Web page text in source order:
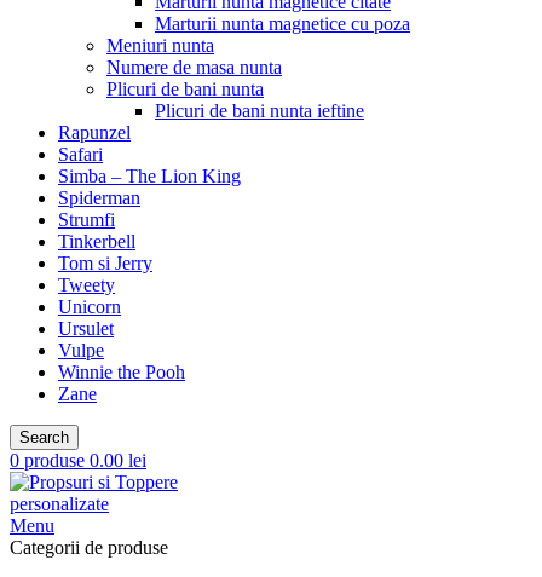
Marturii nunta magnetice cu poza
Meniuri nunta
Numere de masa nunta
Plicuri de bani nunta
Plicuri de bani nunta ieftine
Rapunzel
Safari
Simba – The Lion King
Spiderman
Strumfi
Tinkerbell
Tom si Jerry
Tweety
Unicorn
Ursulet
Vulpe
Winnie the Pooh
Zane
Search
0 produse 0.00 lei
Menu
Categorii de produse